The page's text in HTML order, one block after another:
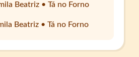
Beatriz • Tá no Forno
Beatriz • Tá no Forno